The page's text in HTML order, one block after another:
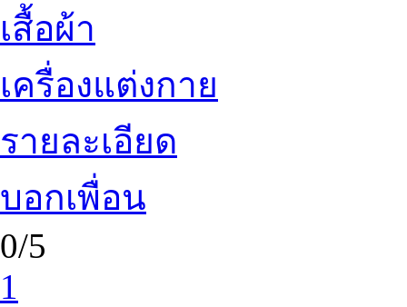
เสื้อผ้า
เครื่องแต่งกาย
รายละเอียด
บอกเพื่อน
0/5
1